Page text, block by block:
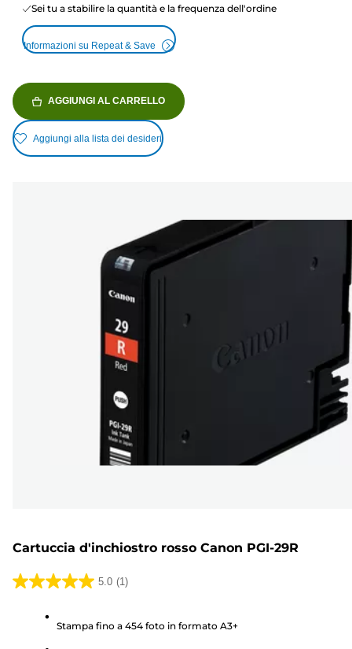
Sei tu a stabilire la quantità e la frequenza dell'ordine
Informazioni su Repeat & Save
AGGIUNGI AL CARRELLO
Aggiungi alla lista dei desideri
Cartuccia d'inchiostro rosso Canon PGI-29R
5.0 (1)
5.0
Stampa fino a 454 foto in formato A3+